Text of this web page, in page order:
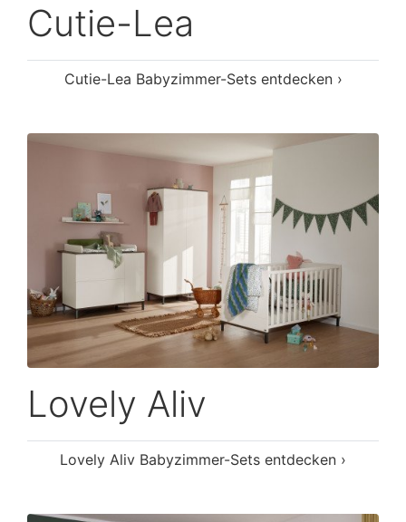
Cutie-Lea
Cutie-Lea Babyzimmer-Sets entdecken ›
Lovely Aliv
Lovely Aliv Babyzimmer-Sets entdecken ›